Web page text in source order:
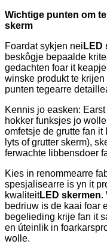
Wichtige punten om
skerm
Foardat sykjen nei LED
beskôgje bepaalde
gedachten foar it
winske produkt te
punten tegearre
Kennis jo easken:
hokker funksjes jo
omfetsje de grutte fan
lyts of grutter skerm),
ferwachte libbensdoer
Kies in renommearre
spesjalisearre is yn it
kwaliteitLED skermen.
bedriuw is de kaai foar
begelieding krije fan it
en úteinlik in
wolle.